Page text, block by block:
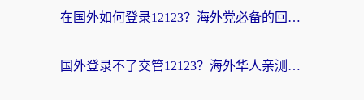
在国外如何登录12123？海外党必备的回国加速实用指南
国外登录不了交管12123？海外华人亲测有效的回国加速器选择指南